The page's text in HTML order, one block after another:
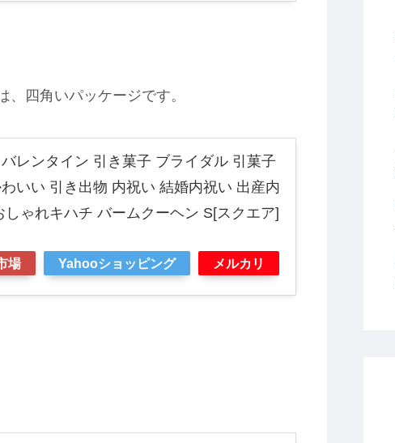
四角いパッケージです。
レンタイン 引き菓子 ブライダル 引菓子
いい 引き出物 内祝い 結婚内祝い 出産内
ゃれキハチ バームクーヘン S[スクエア]
場 Yahooショッピング メルカリ